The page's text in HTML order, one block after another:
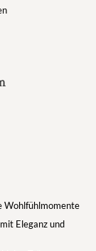
Wohlfühlmomente
Eleganz und